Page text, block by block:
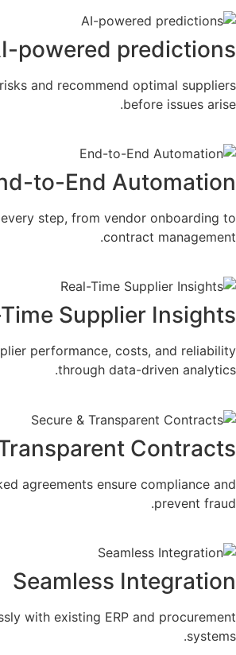
powered predictions
and recommend optimal suppliers
before issues arise.​
to-End Automation
step, from vendor onboarding to
contract management.​
Supplier Insights
performance, costs, and reliability
through data-driven analytics.​
Contracts
agreements ensure compliance and
prevent fraud.​
Seamless Integration
with existing ERP and procurement
systems.​